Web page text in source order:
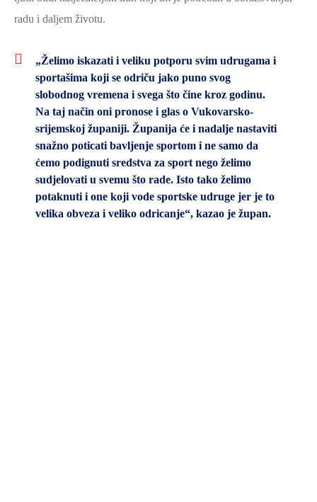
radu i daljem životu.
„Želimo iskazati i veliku potporu svim udrugama i
sportašima koji se odriču jako puno svog
slobodnog vremena i svega što čine kroz godinu.
Na taj način oni pronose i glas o Vukovarsko-
srijemskoj županiji. Županija će i nadalje nastaviti
snažno poticati bavljenje sportom i ne samo da
ćemo podignuti sredstva za sport nego želimo
sudjelovati u svemu što rade. Isto tako želimo
potaknuti i one koji vode sportske udruge jer je to
velika obveza i veliko odricanje“, kazao je župan.